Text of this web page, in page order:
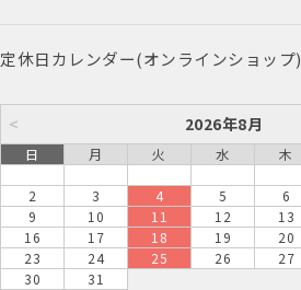
定休日カレンダー(オンラインショップ)
< 2026年8月
日 月 火 水 木
2
3 4 5 6
9
10 11 12 13
16
17 18 19 20
23
24 25 26 27
30
31